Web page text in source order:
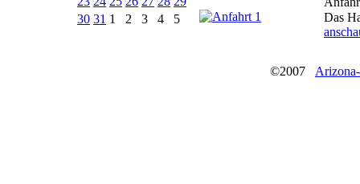
30 31 1 2 3 4 5
Das
©2007